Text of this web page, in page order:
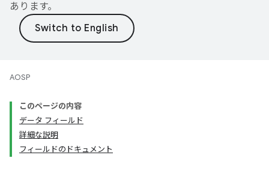
あります。
AOSP
このページの内容
データ フィールド
詳細な説明
フィールドのドキュメント